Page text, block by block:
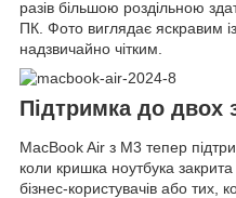
разів більшою роздільною
ПК. Фото виглядає яскравим
надзвичайно чітким.
Підтримка до двох
MacBook Air з M3 тепер
коли кришка ноутбука
бізнес-користувачів або тих,